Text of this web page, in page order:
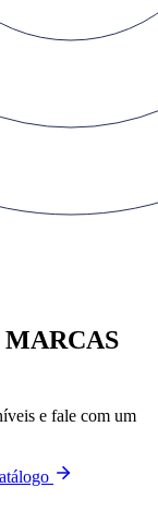
MARCAS
e fale com um